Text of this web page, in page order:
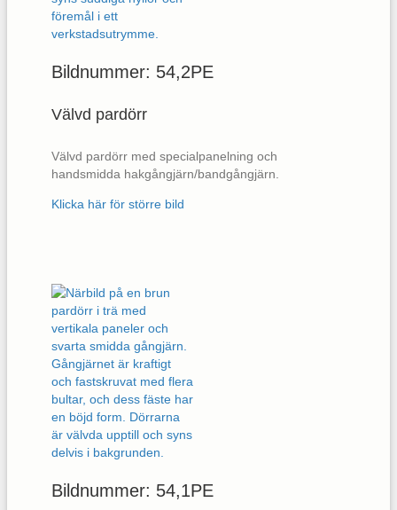
Bildnummer: 54,2PE
Välvd pardörr
Välvd pardörr med specialpanelning och
handsmidda hakgångjärn/bandgångjärn.
Klicka här för större bild
Bildnummer: 54,1PE